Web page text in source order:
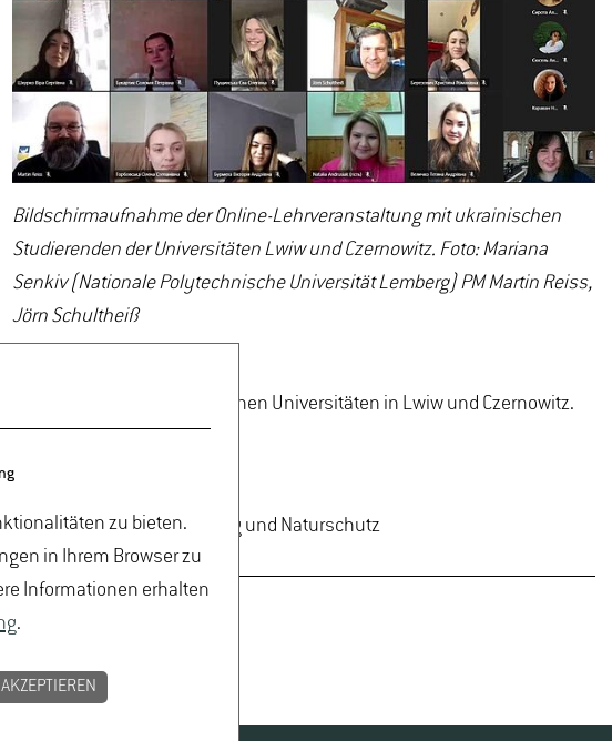
Bildschirmaufnahme der Online-Lehrveranstaltung mit ukrainischen
Studierenden der Universitäten Lwiw und Czernowitz. Foto: Mariana
Senkiv (Nationale Polytechnische Universität Lemberg) PM Martin Reiss,
Jörn Schultheiß
mit den beiden ukrainischen Universitäten in Lwiw und Czernowitz.
Landschaftsplanung und Naturschutz
zu bieten.
in Ihrem Browser zu
Informationen erhalten
.